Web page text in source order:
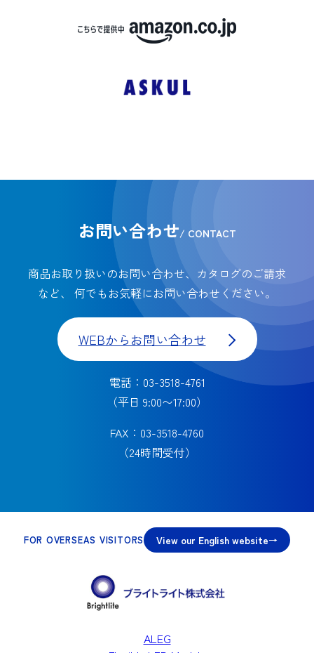
お問い合わせ/ CONTACT
商品お取り扱いのお問い合わせ、カタログのご請求
など、
何でもお気軽にお問い合わせください。
WEBからお問い合わせ
電話：03-3518-4761
（平日 9:00〜17:00）
FAX：03-3518-4760
（24時間受付）
FOR OVERSEAS VISITORS View our English website
ALEG